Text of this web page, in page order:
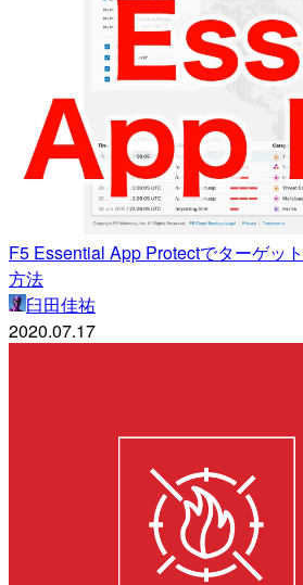
F5 Essential App Protectでターゲッ
方法
臼田佳祐
2020.07.17